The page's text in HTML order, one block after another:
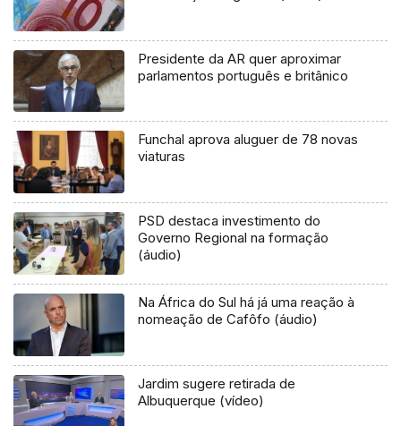
Presidente da AR quer aproximar
parlamentos português e britânico
Funchal aprova aluguer de 78 novas
viaturas
PSD destaca investimento do
Governo Regional na formação
(áudio)
Na África do Sul há já uma reação à
nomeação de Cafôfo (áudio)
Jardim sugere retirada de
Albuquerque (vídeo)